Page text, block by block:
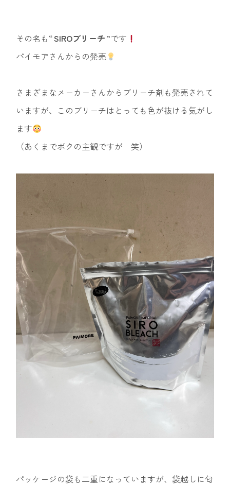
その名も“SIROブリーチ”です
パイモアさんからの発売
さまざまなメーカーさんからブリーチ剤も発売されて
いますが、このブリーチはとっても色が抜ける気がし
ます
（あくまでボクの主観ですが 笑）
パッケージの袋も二重になっていますが、袋越しに匂